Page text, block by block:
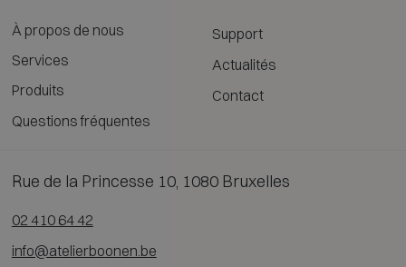
À propos de nous
Services
Produits
Questions fréquentes
Support
Actualités
Contact
Rue de la Princesse 10, 1080 Bruxelles
02 410 64 42
info@atelierboonen.be